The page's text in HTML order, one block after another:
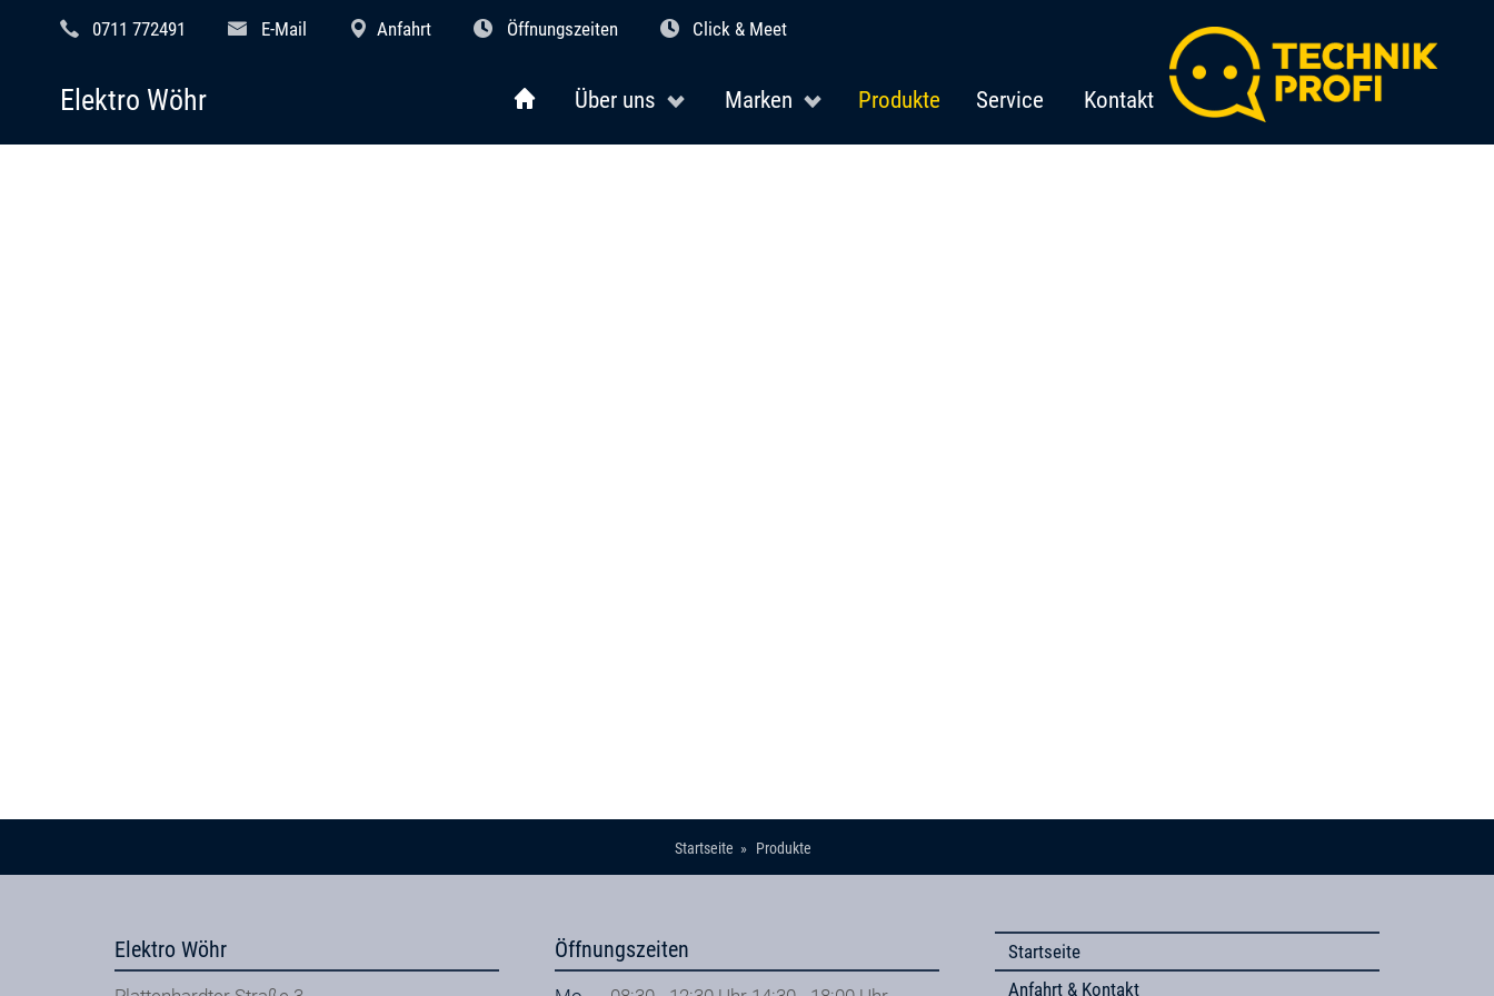
0711 772491 E-Mail Anfahrt Öffnungszeiten Click & Meet
Über uns Marken Produkte Service Kontakt
Elektro Wöhr
Startseite Produkte
Elektro Wöhr Öffnungszeiten
Startseite
Anfahrt & Kontakt